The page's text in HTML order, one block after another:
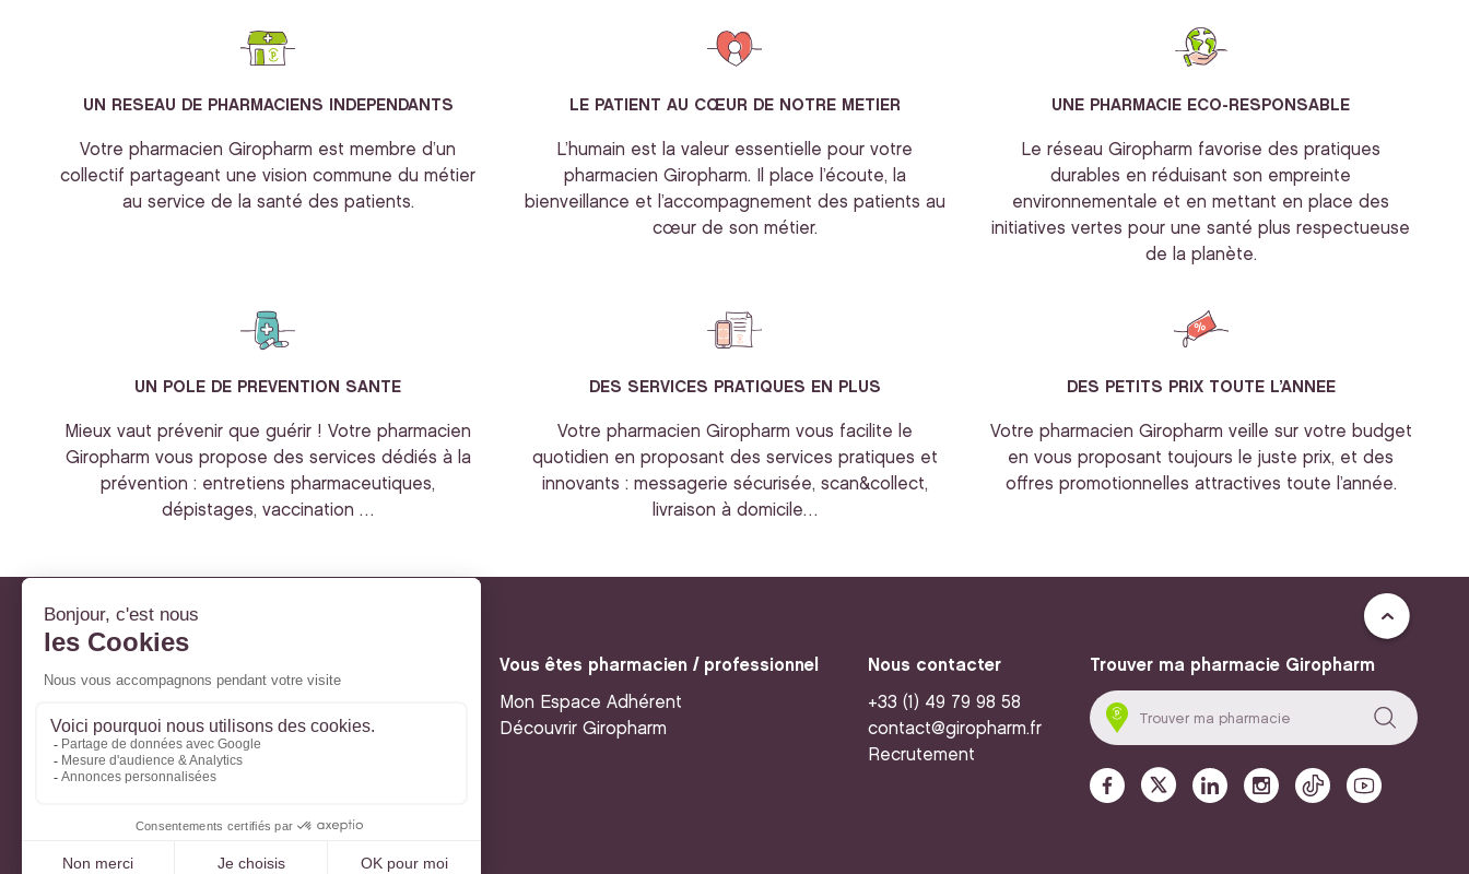
UN RESEAU DE PHARMACIENS INDEPENDANTS
Votre pharmacien Giropharm est membre d’un
collectif partageant une vision commune du métier
au service de la santé des patients.
LE PATIENT AU CŒUR DE NOTRE METIER
L’humain est la valeur essentielle pour votre
pharmacien Giropharm. Il place l’écoute, la
bienveillance et l’accompagnement des patients au
cœur de son métier.
UNE PHARMACIE ECO-RESPONSABLE
Le réseau Giropharm favorise des pratiques
durables en réduisant son empreinte
environnementale et en mettant en place des
initiatives vertes pour une santé plus respectueuse
de la planète.
UN POLE DE PREVENTION SANTE
Mieux vaut prévenir que guérir ! Votre pharmacien
Giropharm vous propose des services dédiés à la
prévention : entretiens pharmaceutiques,
dépistages, vaccination …
DES SERVICES PRATIQUES EN PLUS
Votre pharmacien Giropharm vous facilite le
quotidien en proposant des services pratiques et
innovants : messagerie sécurisée, scan&collect,
livraison à domicile…
DES PETITS PRIX TOUTE L’ANNEE
Votre pharmacien Giropharm veille sur votre budget
en vous proposant toujours le juste prix, et des
offres promotionnelles attractives toute l’année.
À votre service
Mon Espace Patient
Vous êtes pharmacien / professionnel
Mon Espace Adhérent
Découvrir Giropharm
Nous contacter
+33 (1) 49 79 98 58
contact@giropharm.fr
Recrutement
Trouver ma pharmacie Giropharm